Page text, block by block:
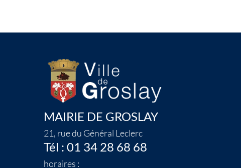
MAIRIE DE GROSLAY
21, rue du Général Leclerc
Tél : 01 34 28 68 68
horaires :